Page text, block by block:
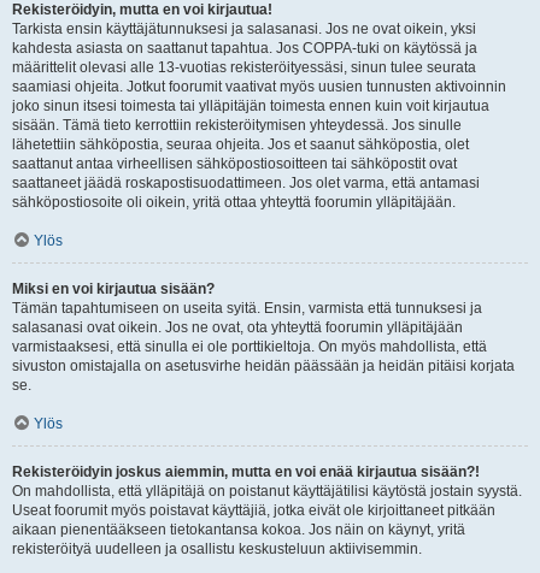
Rekisteröidyin, mutta en voi kirjautua!
Tarkista ensin käyttäjätunnuksesi ja salasanasi. Jos ne ovat oikein, yksi
kahdesta asiasta on saattanut tapahtua. Jos COPPA-tuki on käytössä ja
määrittelit olevasi alle 13-vuotias rekisteröityessäsi, sinun tulee seurata
saamiasi ohjeita. Jotkut foorumit vaativat myös uusien tunnusten aktivoinnin
joko sinun itsesi toimesta tai ylläpitäjän toimesta ennen kuin voit kirjautua
sisään. Tämä tieto kerrottiin rekisteröitymisen yhteydessä. Jos sinulle
lähetettiin sähköpostia, seuraa ohjeita. Jos et saanut sähköpostia, olet
saattanut antaa virheellisen sähköpostiosoitteen tai sähköpostit ovat
saattaneet jäädä roskapostisuodattimeen. Jos olet varma, että antamasi
sähköpostiosoite oli oikein, yritä ottaa yhteyttä foorumin ylläpitäjään.
Ylös
Miksi en voi kirjautua sisään?
Tämän tapahtumiseen on useita syitä. Ensin, varmista että tunnuksesi ja
salasanasi ovat oikein. Jos ne ovat, ota yhteyttä foorumin ylläpitäjään
varmistaaksesi, että sinulla ei ole porttikieltoja. On myös mahdollista, että
sivuston omistajalla on asetusvirhe heidän päässään ja heidän pitäisi korjata
se.
Ylös
Rekisteröidyin joskus aiemmin, mutta en voi enää kirjautua sisään?!
On mahdollista, että ylläpitäjä on poistanut käyttäjätilisi käytöstä jostain syystä.
Useat foorumit myös poistavat käyttäjiä, jotka eivät ole kirjoittaneet pitkään
aikaan pienentääkseen tietokantansa kokoa. Jos näin on käynyt, yritä
rekisteröityä uudelleen ja osallistu keskusteluun aktiivisemmin.